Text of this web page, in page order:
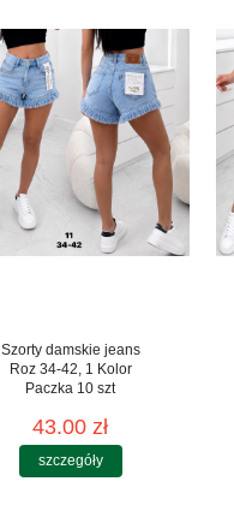
Szorty damskie jeans
Roz 34-42, 1 Kolor
Paczka 10 szt
43.00 zł
szczegóły